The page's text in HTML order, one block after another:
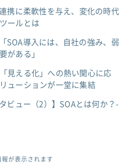
携に柔軟性を与え、変化の時代
ールとは
SOA導入には、自社の強み、弱
がある」
見える化」への熱い関心に応
ューションが一堂に集結
ビュー（2）】SOAとは何か？-
が表示されます